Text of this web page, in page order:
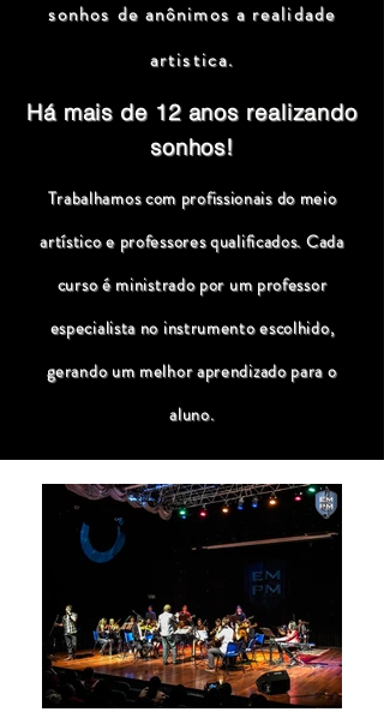
sonhos de anônimos a realidade
artistica.
Há mais de 12 anos realizando
sonhos!
Trabalhamos com profissionais do meio
artístico e professores qualificados. Cada
curso é ministrado por um professor
especialista no instrumento escolhido,
gerando um melhor aprendizado para o
aluno.